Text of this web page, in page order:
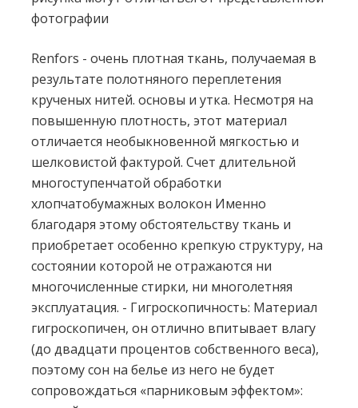
фотографии
Renfors - очень плотная ткань, получаемая в
результате полотняного переплетения
крученых нитей. основы и утка. Несмотря на
повышенную плотность, этот материал
отличается необыкновенной мягкостью и
шелковистой фактурой. Счет длительной
многоступенчатой обработки
хлопчатобумажных волокон Именно
благодаря этому обстоятельству ткань и
приобретает особенно крепкую структуру, на
состоянии которой не отражаются ни
многочисленные стирки, ни многолетняя
эксплуатация. - Гигроскопичность: Материал
гигроскопичен, он отлично впитывает влагу
(до двадцати процентов собственного веса),
поэтому сон на белье из него не будет
сопровождаться «парниковым эффектом»: